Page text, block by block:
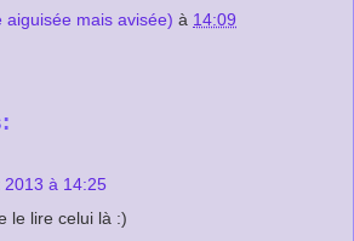
aiguisée mais avisée) à 14:09
2013 à 14:25
le lire celui là :)